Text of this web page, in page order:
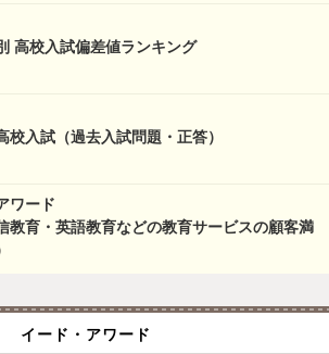
高校入試偏差値ランキング
校入試（過去入試問題・正答）
ワード
教育・英語教育などの教育サービスの顧客満
イード・アワード